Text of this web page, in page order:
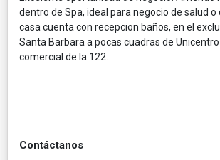
dentro de Spa, ideal para negocio de salud o
casa cuenta con recepcion baños, en el
Santa Barbara a pocas cuadras de
comercial de la 122.
Contáctanos